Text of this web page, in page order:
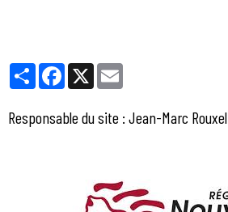
PartagerFacebook
X
Responsable du site : Jean-Marc Rouxel